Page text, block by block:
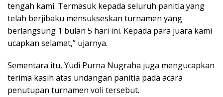
tengah kami. Termasuk kepada seluruh panitia yang
telah berjibaku mensukseskan turnamen yang
berlangsung 1 bulan 5 hari ini. Kepada para juara kami
ucapkan selamat,” ujarnya.
Sementara itu, Yudi Purna Nugraha juga mengucapkan
terima kasih atas undangan panitia pada acara
penutupan turnamen voli tersebut.